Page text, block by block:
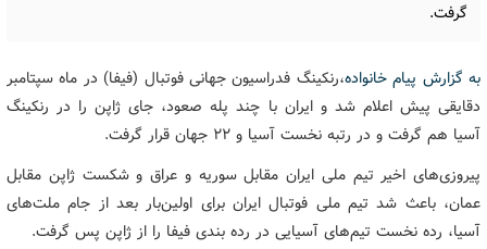
گرفت.
به گزارش پیام خانواده،رنکینگ فدراسیون جهانی فوتبال (فیفا) در ماه سپتامبر
دقایقی پیش اعلام شد و ایران با چند پله صعود، جای ژاپن را در رنکینگ
آسیا هم گرفت و در رتبه نخست آسیا و ۲۲ جهان قرار گرفت.
پیروزی‌های اخیر تیم ملی ایران مقابل سوریه و عراق و شکست ژاپن مقابل
عمان، باعث شد تیم ملی فوتبال ایران برای اولین‌بار بعد از جام ملت‌های
آسیا، رده نخست تیم‌های آسیایی در رده بندی فیفا را از ژاپن پس گرفت.